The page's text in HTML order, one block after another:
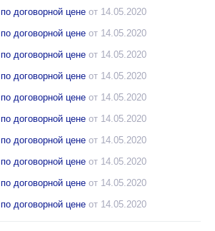
по договорной цене от 14.05.2020
по договорной цене от 14.05.2020
по договорной цене от 14.05.2020
по договорной цене от 14.05.2020
по договорной цене от 14.05.2020
по договорной цене от 14.05.2020
по договорной цене от 14.05.2020
по договорной цене от 14.05.2020
по договорной цене от 14.05.2020
по договорной цене от 14.05.2020